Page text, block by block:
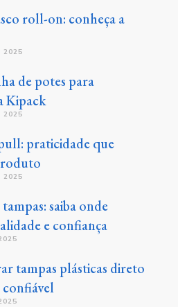
roll-on: conheça a
de potes para
Kipack
praticidade que
saiba onde
e confiança
tampas plásticas direto